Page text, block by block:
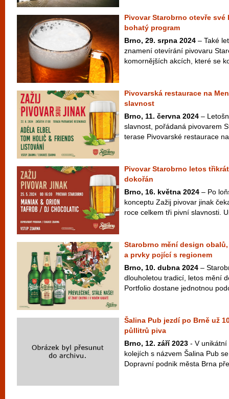
Pivovar Starobrno otevře
bohatý program
Brno, 29. srpna 2024 – Také
znamení otevírání pivovaru
komornějších akcích, které se
Pivovarská restaurace na
slavnost
Brno, 11. června 2024 –
slavnost, pořádaná pivovarem
terase Pivovarské restaurace
Pivovar Starobrno letos
dokořán
Brno, 16. května 2024 – Po
konceptu Zažij pivovar jinak
roce celkem tři pivní slavnosti.
Starobrno mění design
a prvky pojící s regionem
Brno, 10. dubna 2024 –
dlouholetou tradicí, letos mění
Portfolio dostane jednotnou
Šalina Pub jezdí po Brně už
půllitrů piva
Brno, 12. září 2023 - V unikátní
kolejích s názvem Šalina Pub
Dopravní podnik města Brna